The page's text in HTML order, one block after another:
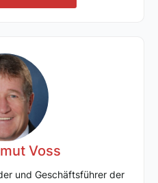
Voss
und Geschäftsführer der